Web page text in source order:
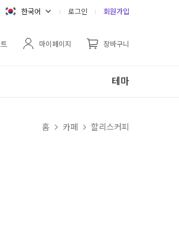
한국어 로그인 회원가입
마이페이지 장바구니
테마
홈 카페 할리스커피